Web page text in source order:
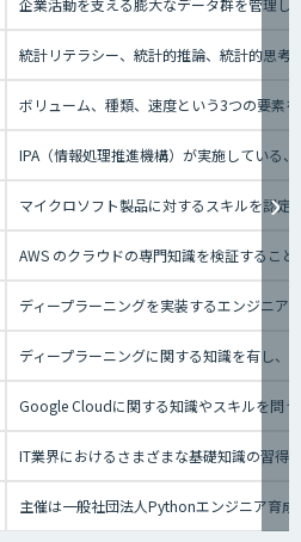
統計リテラシー、統計的推論、統計的思考
ボリューム、種類、速度という3つの要素
IPA（情報処理推進機構）が実施している
マイクロソフト製品に対するスキルを認
AWS のクラウドの専門知識を検証するこ
ディープラーニングを実装するエンジニア
ディープラーニングに関する知識を有し
Google Cloudに関する知識やスキルを問
IT業界におけるさまざまな基礎知識の習得
主催は一般社団法人Pythonエンジニア育